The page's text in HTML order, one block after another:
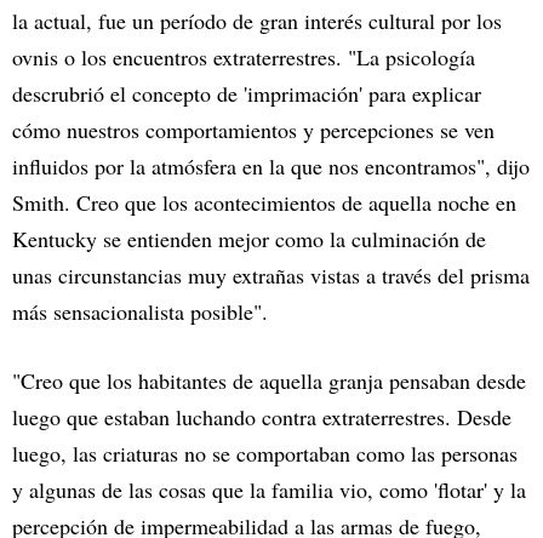
la actual, fue un período de gran interés cultural por los
ovnis o los encuentros extraterrestres. "La psicología
descrubrió el concepto de 'imprimación' para explicar
cómo nuestros comportamientos y percepciones se ven
influidos por la atmósfera en la que nos encontramos", dijo
Smith. Creo que los acontecimientos de aquella noche en
Kentucky se entienden mejor como la culminación de
unas circunstancias muy extrañas vistas a través del prisma
más sensacionalista posible".
"Creo que los habitantes de aquella granja pensaban desde
luego que estaban luchando contra extraterrestres. Desde
luego, las criaturas no se comportaban como las personas
y algunas de las cosas que la familia vio, como 'flotar' y la
percepción de impermeabilidad a las armas de fuego,